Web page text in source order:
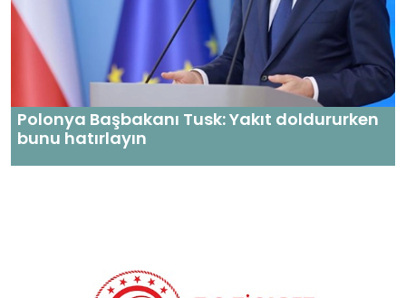
Polonya Başbakanı Tusk: Yakıt doldururken
bunu hatırlayın